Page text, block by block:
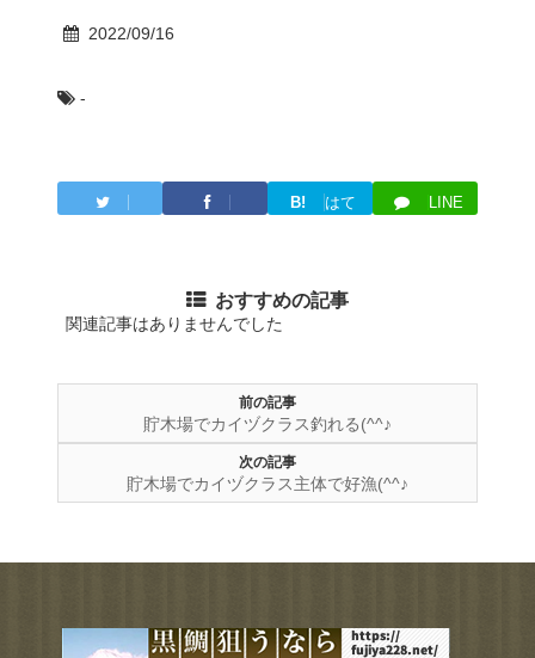
2022/09/16
-
B!
はて
LINE
おすすめの記事
関連記事はありませんでした
前の記事
貯木場でカイヅクラス釣れる(^^♪
次の記事
貯木場でカイヅクラス主体で好漁(^^♪